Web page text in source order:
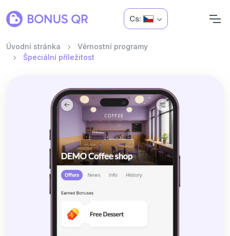
Cs:
Úvodní stránka
Věrnostní programy
Špeciální příležitost